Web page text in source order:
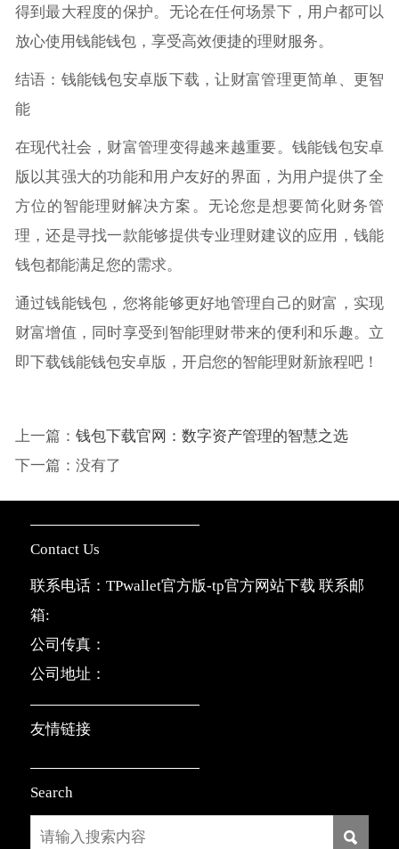
得到最大程度的保护。无论在任何场景下，用户都可以
放心使用钱能钱包，享受高效便捷的理财服务。
结语：钱能钱包安卓版下载，让财富管理更简单、更智
能
在现代社会，财富管理变得越来越重要。钱能钱包安卓
版以其强大的功能和用户友好的界面，为用户提供了全
方位的智能理财解决方案。无论您是想要简化财务管
理，还是寻找一款能够提供专业理财建议的应用，钱能
钱包都能满足您的需求。
通过钱能钱包，您将能够更好地管理自己的财富，实现
财富增值，同时享受到智能理财带来的便利和乐趣。立
即下载钱能钱包安卓版，开启您的智能理财新旅程吧！
上一篇： 钱包下载官网：数字资产管理的智慧之选
下一篇：没有了
Contact Us
联系电话：TPwallet官方版-tp官方网站下载 联系邮
箱:
公司传真：
公司地址：
友情链接
Search